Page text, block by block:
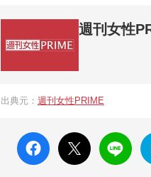
週刊女性
か、女性週刊誌『週刊女性』の誌
出典元： 週刊女性PRIME
faceboo
k いい
ね
X ポス
ト
LINE
ブ